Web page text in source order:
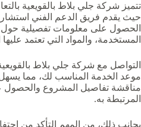
تتميز شركة جلي بلاط بالقويعية‏
حيث يقدم فريق الدعم الفني
الحصول على معلومات تفصيلية حول
المستخدمة، والمواد التي تعتمد
التواصل مع شركة جلي بلاط
موعد الخدمة المناسب لك، مما
مناقشة تفاصيل المشروع والحصول
المرتبطة به.
بجانب ذلك، من المهم التأكد من